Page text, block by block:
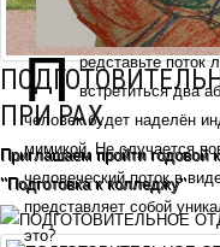
ПРИ РАХ
Приглашаем пройти годовой
"Подготовка к колледжу"
П редставьте поток
встретиться два
человек будет наделён
мимикой. Не случается
человеческий поток в
представляет собой
это?